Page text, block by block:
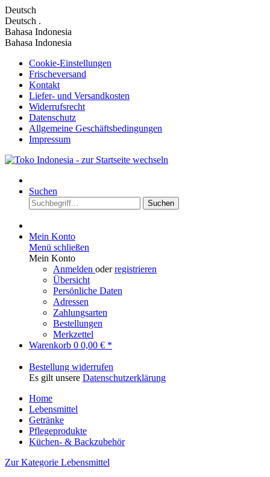
Deutsch
Deutsch .
Bahasa Indonesia
Bahasa Indonesia
Cookie-Einstellungen
Frischeversand
Kontakt
Liefer- und Versandkosten
Widerrufsrecht
Datenschutz
Allgemeine Geschäftsbedingungen
Impressum
Suchen
Suchen
Mein Konto
Menü schließen
Mein Konto
Anmelden oderregistrieren
Übersicht
Persönliche Daten
Adressen
Zahlungsarten
Bestellungen
Merkzettel
Warenkorb 0 0,00 € *
Bestellung widerrufen
Es gilt unsere Datenschutzerklärung
Home
Lebensmittel
Getränke
Pflegeprodukte
Küchen- & Backzubehör
Zur Kategorie Lebensmittel